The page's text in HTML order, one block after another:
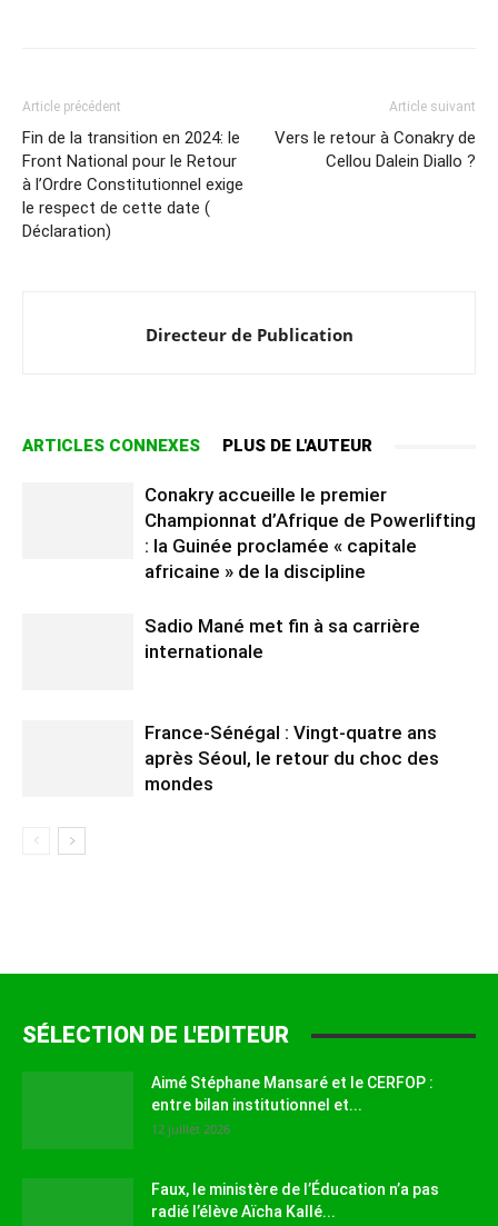
Article précédent
Fin de la transition en 2024: le
Front National pour le Retour
à l’Ordre Constitutionnel exige
le respect de cette date (
Déclaration)
Article suivant
Vers le retour à Conakry de
Cellou Dalein Diallo ?
Directeur de Publication
ARTICLES CONNEXES PLUS DE L'AUTEUR
Conakry accueille le premier
Championnat d’Afrique de Powerlifting
: la Guinée proclamée « capitale
africaine » de la discipline
Sadio Mané met fin à sa carrière
internationale
France-Sénégal : Vingt-quatre ans
après Séoul, le retour du choc des
mondes
SÉLECTION DE L'EDITEUR
Aimé Stéphane Mansaré et le CERFOP :
entre bilan institutionnel et...
12 juillet 2026
Faux, le ministère de l’Éducation n’a pas
radié l’élève Aïcha Kallé...